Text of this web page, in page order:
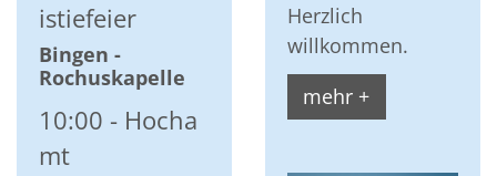
istiefeier
Bingen -
Rochuskapelle
10:00
Hocha
mt
Herzlich
willkommen.
mehr +